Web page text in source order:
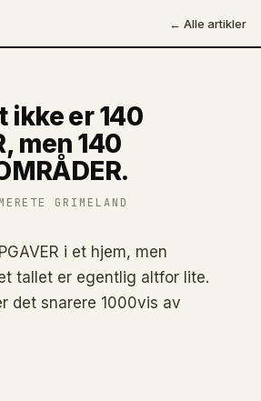
← Alle artikler
ikke er 140
men 140
GRIMELAND
i et hjem, men
tallet er egentlig altfor lite.
det snarere 1000vis av